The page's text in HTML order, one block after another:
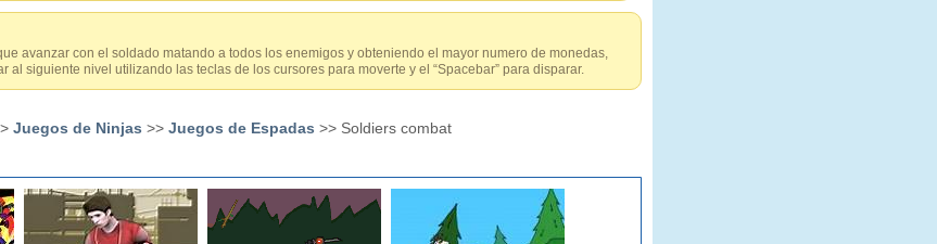
avanzar con el soldado matando a todos los enemigos y obteniendo el mayor numero de monedas,
al siguiente nivel utilizando las teclas de los cursores para moverte y el “Spacebar” para disparar.
Juegos de Ninjas >> Juegos de Espadas >> Soldiers combat